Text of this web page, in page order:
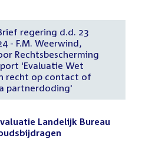
regering d.d. 23
- F.M. Weerwind,
Rechtsbescherming
'Evaluatie Wet
recht op contact of
partnerdoding'
Landelijk Bureau